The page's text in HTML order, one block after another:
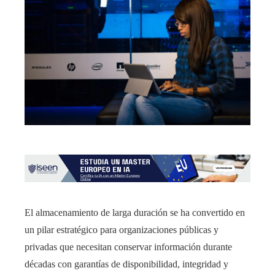
El almacenamiento de larga duración se ha convertido en
un pilar estratégico para organizaciones públicas y
privadas que necesitan conservar información durante
décadas con garantías de disponibilidad, integridad y